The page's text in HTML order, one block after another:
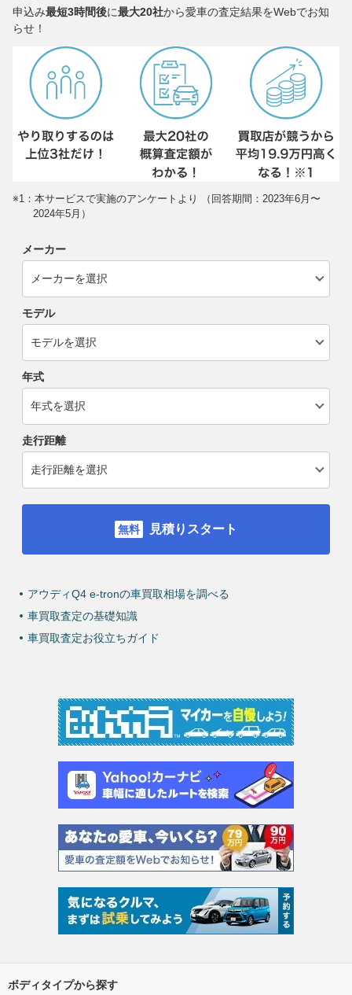
申込み最短3時間後に最大20社から愛車の査定結果をWebでお知
らせ！
※1：本サービスで実施のアンケートより （回答期間：2023年6月〜
2024年5月）
メーカー
モデル
年式
走行距離
見積りスタート
アウディQ4 e-tronの車買取相場を調べる
車買取査定の基礎知識
車買取査定お役立ちガイド
ボディタイプから探す